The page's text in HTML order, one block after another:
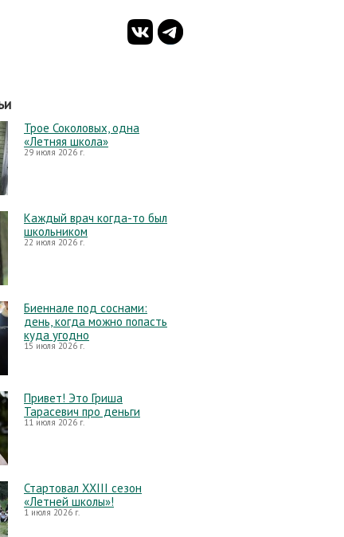
Трое Соколовых, одна
«Летняя школа»
29 июля 2026 г.
Каждый врач когда-то был
школьником
22 июля 2026 г.
Биеннале под соснами:
день, когда можно попасть
куда угодно
15 июля 2026 г.
Привет! Это Гриша
Тарасевич про деньги
11 июля 2026 г.
Стартовал XXIII сезон
«Летней школы»!
1 июля 2026 г.